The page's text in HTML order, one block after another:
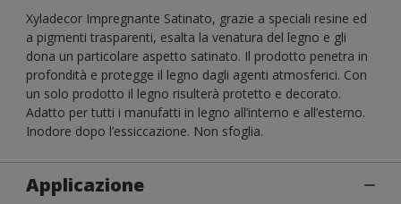
Xyladecor Impregnante Satinato, grazie a speciali resine ed
a pigmenti trasparenti, esalta la venatura del legno e gli
dona un particolare aspetto satinato. Il prodotto penetra in
profondità e protegge il legno dagli agenti atmosferici. Con
un solo prodotto il legno risulterà protetto e decorato.
Adatto per tutti i manufatti in legno all’interno e all’esterno.
Inodore dopo l’essiccazione. Non sfoglia.
Applicazione